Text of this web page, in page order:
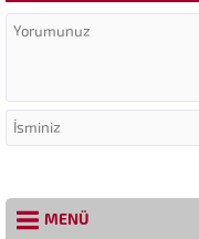
MENÜ